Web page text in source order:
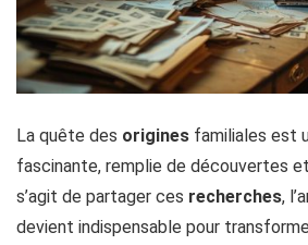
La quête des origines familiales est
fascinante, remplie de découvertes et
s’agit de partager ces recherches,
devient indispensable pour